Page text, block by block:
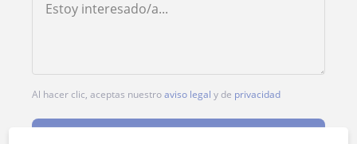
Al hacer clic, aceptas nuestroaviso legal y de privacidad